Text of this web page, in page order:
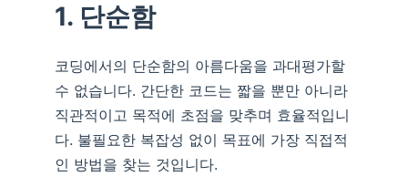
1. 단순함
코딩에서의 단순함의 아름다움을 과대평가할
수 없습니다. 간단한 코드는 짧을 뿐만 아니라
직관적이고 목적에 초점을 맞추며 효율적입니
다. 불필요한 복잡성 없이 목표에 가장 직접적
인 방법을 찾는 것입니다.